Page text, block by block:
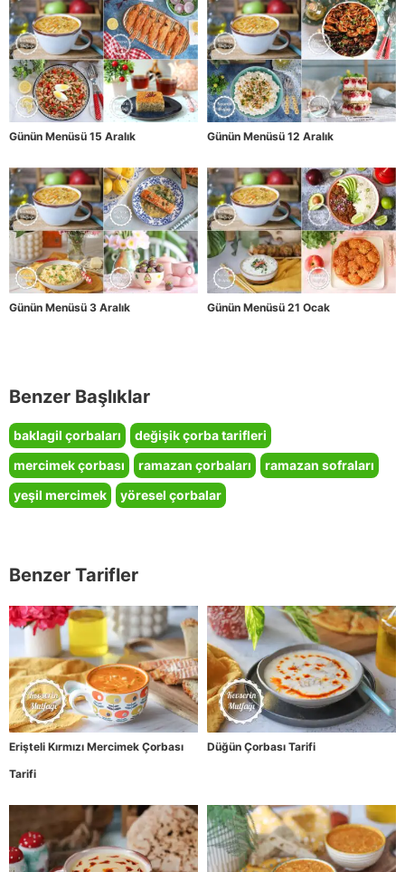
Günün Menüsü 15 Aralık Günün Menüsü 12 Aralık
Günün Menüsü 3 Aralık Günün Menüsü 21 Ocak
Benzer Başlıklar
baklagil çorbaları
değişik çorba tarifleri
mercimek çorbası
ramazan çorbaları
ramazan sofraları
yeşil mercimek
yöresel çorbalar
Benzer Tarifler
Erişteli Kırmızı Mercimek Çorbası
Tarifi
Düğün Çorbası Tarifi